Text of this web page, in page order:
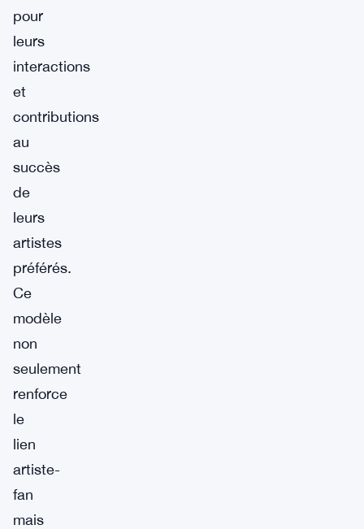
pour
leurs
interactions
et
contributions
au
succès
de
leurs
artistes
préférés.
Ce
modèle
non
seulement
renforce
le
lien
artiste-
fan
mais